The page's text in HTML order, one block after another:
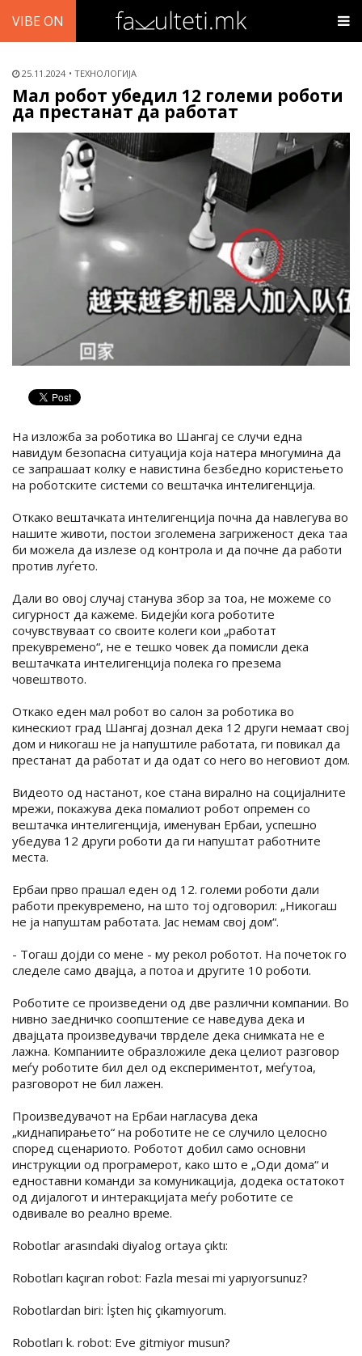
VIBE ON
25.11.2024 ТЕХНОЛОГИЈА
Мал робот убедил 12 големи роботи
да престанат да работат
На изложба за роботика во Шангај се случи една
навидум безопасна ситуација која натера многумина да
се запрашаат колку е навистина безбедно користењето
на роботските системи со вештачка интелигенција.
Откако вештачката интелигенција почна да навлегува во
нашите животи, постои зголемена загриженост дека таа
би можела да излезе од контрола и да почне да работи
против луѓето.
Дали во овој случај станува збор за тоа, не можеме со
сигурност да кажеме. Бидејќи кога роботите
сочувствуваат со своите колеги кои „работат
прекувремено“, не е тешко човек да помисли дека
вештачката интелигенција полека го презема
човештвото.
Откако еден мал робот во салон за роботика во
кинескиот град Шангај дознал дека 12 други немаат свој
дом и никогаш не ја напуштиле работата, ги повикал да
престанат да работат и да одат со него во неговиот дом.
Видеото од настанот, кое стана вирално на социјалните
мрежи, покажува дека помалиот робот опремен со
вештачка интелигенција, именуван Ербаи, успешно
убедува 12 други роботи да ги напуштат работните
места.
Ербаи прво прашал еден од 12. големи роботи дали
работи прекувремено, на што тој одговорил: „Никогаш
не ја напуштам работата. Јас немам свој дом“.
- Тогаш дојди со мене - му рекол роботот. На почеток го
следеле само двајца, а потоа и другите 10 роботи.
Роботите се произведени од две различни компании. Во
нивно заедничко соопштение се наведува дека и
двајцата произведувачи тврделе дека снимката не е
лажна. Компаниите образложиле дека целиот разговор
меѓу роботите бил дел од експериментот, меѓутоа,
разговорот не бил лажен.
Произведувачот на Ербаи нагласува дека
„киднапирањето“ на роботите не се случило целосно
според сценариото. Роботот добил само основни
инструкции од програмерот, како што е „Оди дома“ и
едноставни команди за комуникација, додека остатокот
од дијалогот и интеракцијата меѓу роботите се
одвивале во реално време.
Robotlar arasındaki diyalog ortaya çıktı:
Robotları kaçıran robot: Fazla mesai mi yapıyorsunuz?
Robotlardan biri: İşten hiç çıkamıyorum.
Robotları k. robot: Eve gitmiyor musun?